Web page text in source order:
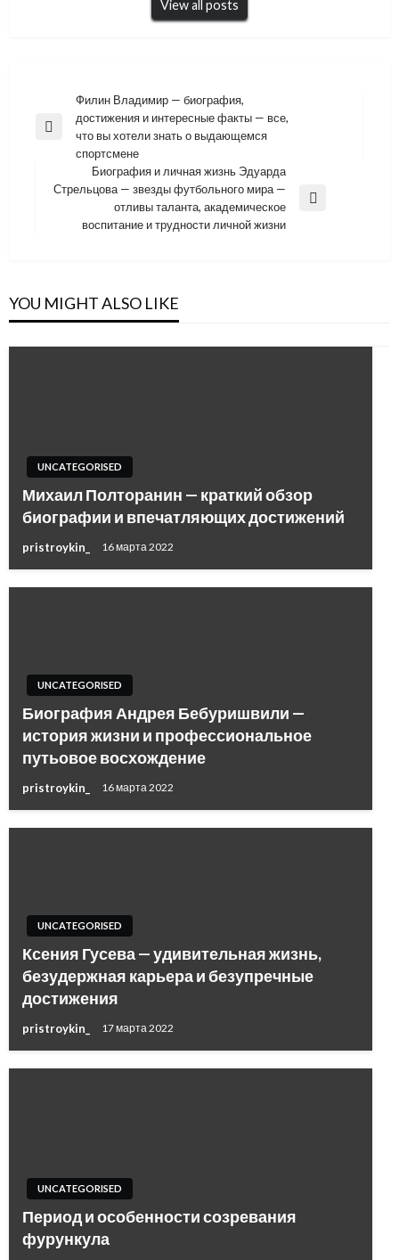
View all posts
Навигация
по
записям
Previous
Филин Владимир — биография,
достижения и интересные факты — все,
что вы хотели знать о выдающемся
спортсмене
Биография и личная жизнь Эдуарда
Стрельцова — звезды футбольного мира —
отливы таланта, академическое
воспитание и трудности личной жизни
YOU MIGHT ALSO LIKE
UNCATEGORISED
Михаил Полторанин — краткий обзор
биографии и впечатляющих достижений
pristroykin_ 16 марта 2022
UNCATEGORISED
Биография Андрея Бебуришвили —
история жизни и профессиональное
путьовое восхождение
pristroykin_ 16 марта 2022
UNCATEGORISED
Ксения Гусева — удивительная жизнь,
безудержная карьера и безупречные
достижения
pristroykin_ 17 марта 2022
UNCATEGORISED
Период и особенности созревания
фурункула